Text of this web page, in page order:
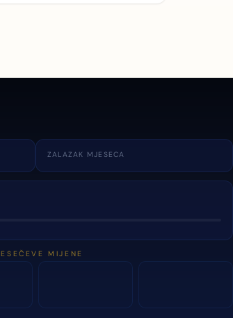
ZALAZAK MJESECA
MIJENE